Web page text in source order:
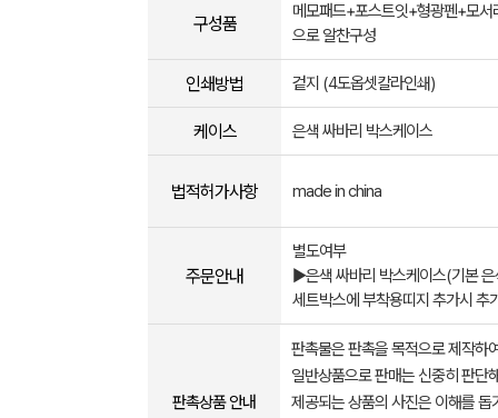
구성품
메모패드+포스트잇+형광펜+모
으로 알찬구성
인쇄방법 겉지 (4도옵셋칼라인쇄)
케이스 은색 싸바리 박스케이스
법적허가사항 made in china
주문안내
별도여부
▶은색 싸바리 박스케이스(기본 은
세트박스에 부착용띠지 추가시 추
판촉상품 안내
판촉물은 판촉을 목적으로 제작하
일반상품으로 판매는 신중히 판단
제공되는 상품의 사진은 이해를